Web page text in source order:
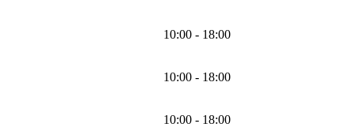
10:00 - 18:00
10:00 - 18:00
10:00 - 18:00